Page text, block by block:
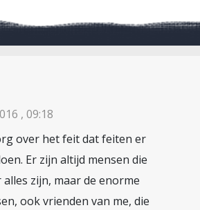
, 09:18
over het feit dat feiten er
Er zijn altijd mensen die
zijn, maar de enorme
ook vrienden van me, die